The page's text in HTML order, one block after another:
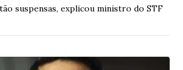
suspensas, explicou ministro do STF